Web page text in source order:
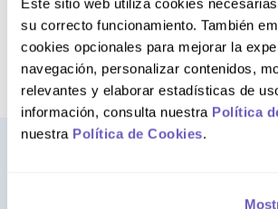
Este sitio web utiliza cookies
su correcto funcionamiento. También
cookies opcionales para mejorar la
navegación, personalizar contenidos,
relevantes y elaborar estadísticas de
información, consulta nuestra Política
nuestra Política de Cookies.
búsqueda
Intenta buscar
término deseado